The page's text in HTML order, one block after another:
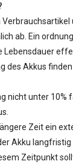
Verbrauchsartikel
ab. Ein
des Akkus finden
nicht unter 10%
Zeit ein
Akku
Zeitpunkt